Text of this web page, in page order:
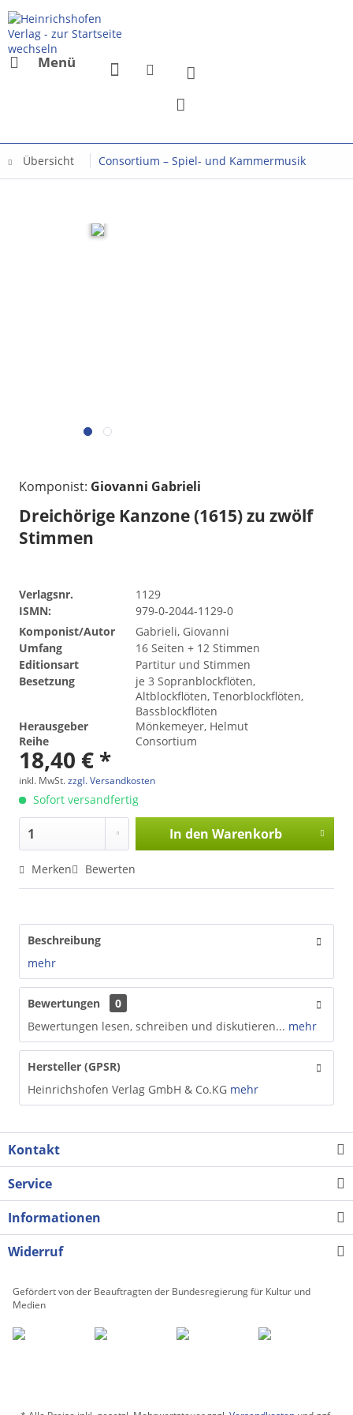
Menü
Übersicht Consortium – Spiel- und Kammermusik
Komponist: Giovanni Gabrieli
Dreichörige Kanzone (1615) zu zwölf
Stimmen
Verlagsnr.
1129
ISMN:
979-0-2044-1129-0
Komponist/Autor
Gabrieli, Giovanni
Umfang
16 Seiten + 12 Stimmen
Editionsart
Partitur und Stimmen
Besetzung
je 3 Sopranblockflöten,
Altblockflöten, Tenorblockflöten,
Bassblockflöten
Herausgeber
Mönkemeyer, Helmut
Reihe
Consortium
18,40 € *
inkl. MwSt.zzgl. Versandkosten
Sofort versandfertig
In den Warenkorb
Merken Bewerten
Beschreibung
mehr
Bewertungen
0
Bewertungen lesen, schreiben und diskutieren... mehr
Hersteller (GPSR)
Heinrichshofen Verlag GmbH & Co.KG mehr
Kontakt
Service
Informationen
Widerruf
Gefördert von der Beauftragten der Bundesregierung für Kultur und
Medien